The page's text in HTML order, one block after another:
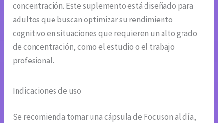
concentración. Este suplemento está diseñado para
adultos que buscan optimizar su rendimiento
cognitivo en situaciones que requieren un alto grado
de concentración, como el estudio o el trabajo
profesional.
Indicaciones de uso
Se recomienda tomar una cápsula de Focuson al día,